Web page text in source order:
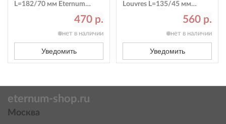
L=182/70 мм Eternum
470 р.
нет в наличии
Уведомить
Louvres L=135/45 мм
560 р.
нет в наличии
Уведомить
eternum-shop.ru
Москва